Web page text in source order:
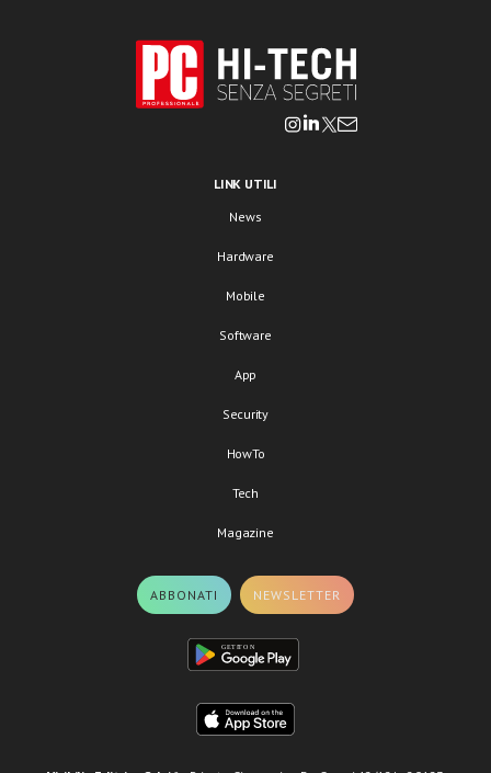
LINK UTILI
News
Hardware
Mobile
Software
App
Security
HowTo
Tech
Magazine
ABBONATI NEWSLETTER